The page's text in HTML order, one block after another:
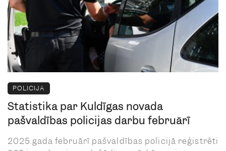
POLICIJA
Statistika par Kuldīgas novada
pašvaldības policijas darbu februārī
2025.gada februārī pašvaldības policijā reģistrēti